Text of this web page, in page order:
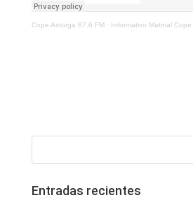
Cope Astorga 87.6 FM· Informativo Matinal Cope
Entradas recientes